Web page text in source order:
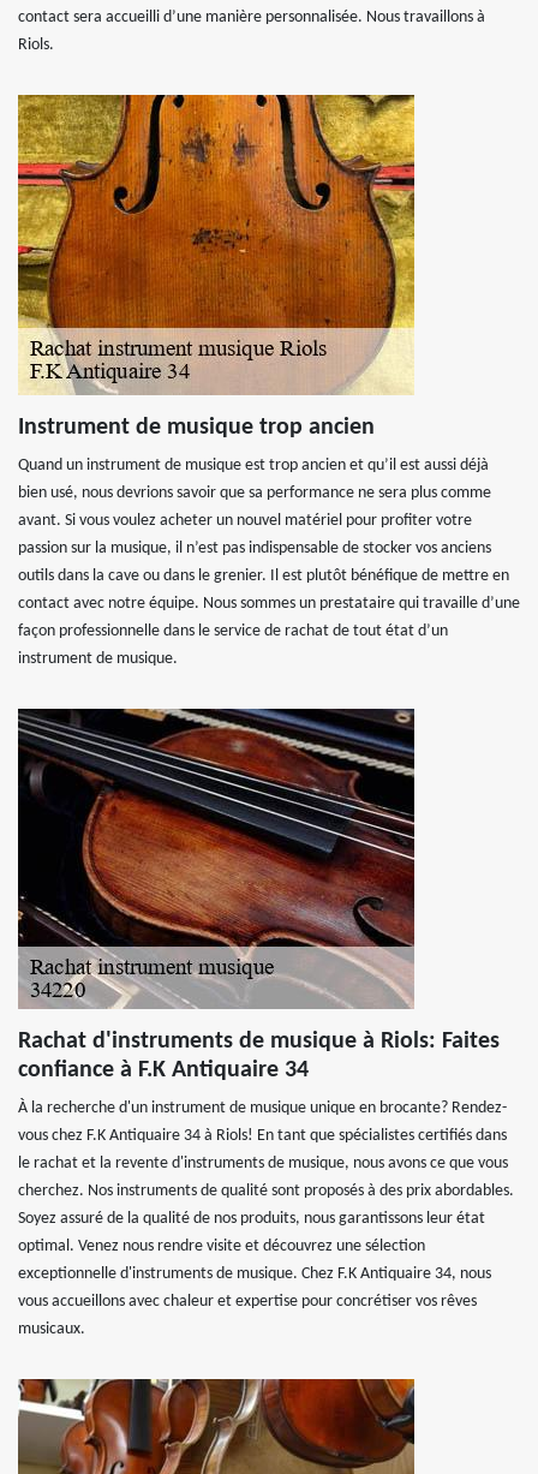
contact sera accueilli d’une manière personnalisée. Nous travaillons à
Riols.
Instrument de musique trop ancien
Quand un instrument de musique est trop ancien et qu’il est aussi déjà
bien usé, nous devrions savoir que sa performance ne sera plus comme
avant. Si vous voulez acheter un nouvel matériel pour profiter votre
passion sur la musique, il n’est pas indispensable de stocker vos anciens
outils dans la cave ou dans le grenier. Il est plutôt bénéfique de mettre en
contact avec notre équipe. Nous sommes un prestataire qui travaille d’une
façon professionnelle dans le service de rachat de tout état d’un
instrument de musique.
Rachat d'instruments de musique à Riols: Faites
confiance à F.K Antiquaire 34
À la recherche d'un instrument de musique unique en brocante? Rendez-
vous chez F.K Antiquaire 34 à Riols! En tant que spécialistes certifiés dans
le rachat et la revente d'instruments de musique, nous avons ce que vous
cherchez. Nos instruments de qualité sont proposés à des prix abordables.
Soyez assuré de la qualité de nos produits, nous garantissons leur état
optimal. Venez nous rendre visite et découvrez une sélection
exceptionnelle d'instruments de musique. Chez F.K Antiquaire 34, nous
vous accueillons avec chaleur et expertise pour concrétiser vos rêves
musicaux.